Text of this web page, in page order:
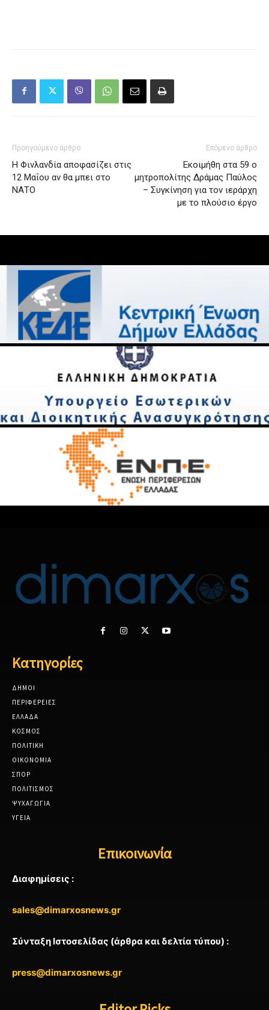
Προηγούμενο άρθρο
Η Φινλανδία αποφασίζει στις
12 Μαΐου αν θα μπει στο
ΝΑΤΟ
Επόμενο άρθρο
Εκοιμήθη στα 59 ο
μητροπολίτης Δράμας Παύλος
– Συγκίνηση για τον ιεράρχη
με το πλούσιο έργο
Κατηγορίες
ΔΗΜΟΙ
ΠΕΡΙΦΕΡΕΙΕΣ
ΕΛΛΑΔΑ
ΚΟΣΜΟΣ
ΠΟΛΙΤΙΚΗ
ΟΙΚΟΝΟΜΙΑ
ΣΠΟΡ
ΠΟΛΙΤΙΣΜΟΣ
ΨΥΧΑΓΩΓΙΑ
ΥΓΕΙΑ
Επικοινωνία
Διαφημίσεις :
sales@dimarxosnews.gr
Σύνταξη Ιστοσελίδας (άρθρα και δελτία τύπου) :
press@dimarxosnews.gr